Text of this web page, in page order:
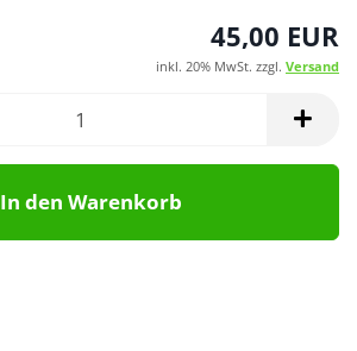
45,00 EUR
inkl. 20% MwSt. zzgl. Versand
In den Warenkorb